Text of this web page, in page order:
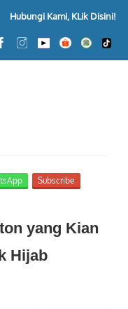
Hubungi Kami, KLik Disini!
Subscribe
yang Kian
Hijab